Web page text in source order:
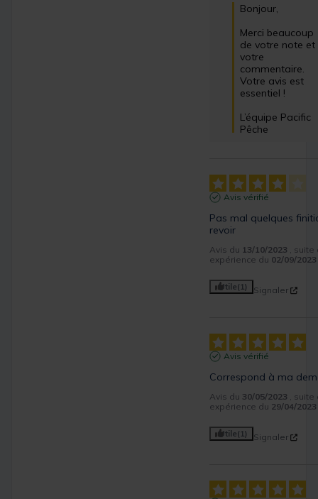
Bonjour,
Merci beaucoup
de votre note et
votre
commentaire.
Votre avis est
essentiel !
L’équipe Pacific
Pêche
Avis vérifié
Pas mal quelques
revoir
Avis du 13/10/2023 , suite
expérience du 02/09/2023
Utile(1) Signaler
Avis vérifié
Correspond à ma
Avis du 30/05/2023 , suite
expérience du 29/04/2023
Utile(1) Signaler